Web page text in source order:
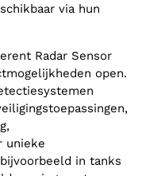
via hun
Radar Sensor
open.
unieke
in tanks